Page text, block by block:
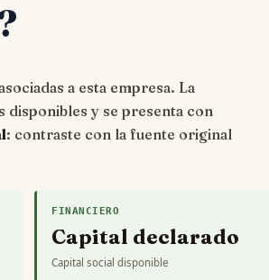
a esta empresa. La
y se presenta con
: contraste con la fuente original
FINANCIERO
Capital declarado
Capital social disponible